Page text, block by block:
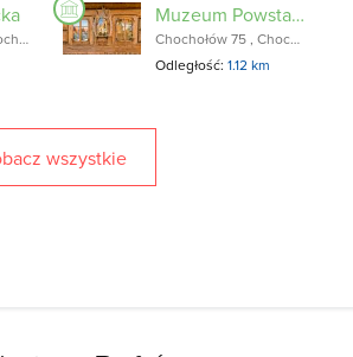
Chochołów 195 Chochołów
Muzeum Powstania Chochołowskiego
Chochołów 75 , Chochołów
Odległość: 1.12 km
wszystkie